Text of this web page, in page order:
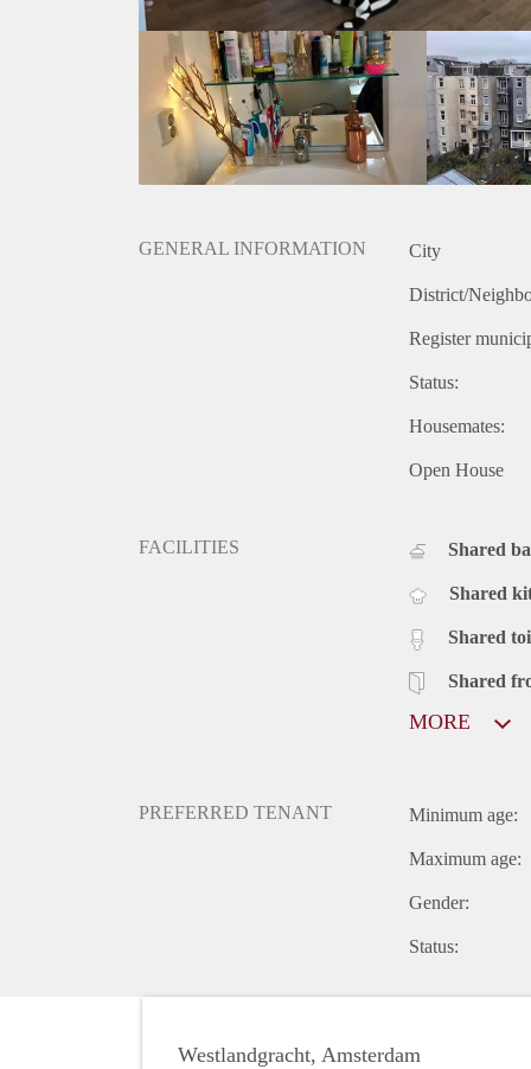
GENERAL INFORMATION City
District/
Register
Status:
Housemates:
Open House
FACILITIES Shared
Shared
Shared
Shared
MORE
PREFERRED TENANT Minimum age:
Maximum age:
Gender:
Status:
Westlandgracht, Amsterdam